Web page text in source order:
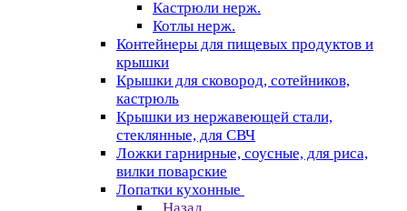
Кастрюли нерж.
Котлы нерж.
Контейнеры для пищевых продуктов и
крышки
Крышки для сковород, сотейников,
кастрюль
Крышки из нержавеющей стали,
стеклянные, для СВЧ
Ложки гарнирные, соусные, для риса,
вилки поварские
Лопатки кухонные